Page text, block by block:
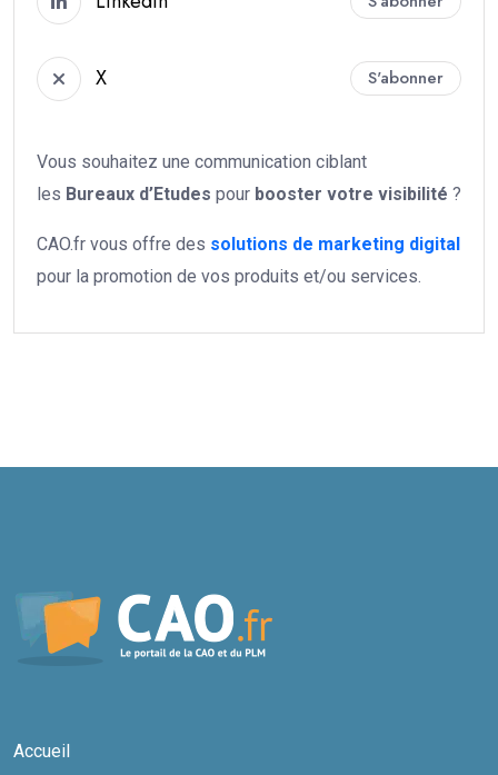
X S'abonner
Vous souhaitez une communication ciblant
les Bureaux d’Etudes pour booster votre visibilité ?
CAO.fr vous offre des solutions de marketing digital
pour la promotion de vos produits et/ou services.
Accueil